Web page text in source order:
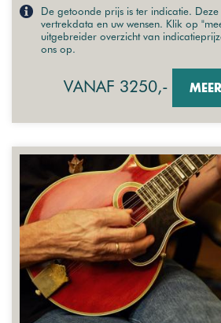
De getoonde prijs is ter indicatie.
vertrekdata en uw wensen. Klik op
uitgebreider overzicht van
ons op.
VANAF 3250,-